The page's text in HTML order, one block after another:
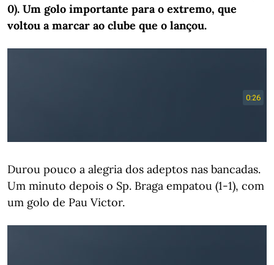
0). Um golo importante para o extremo, que
voltou a marcar ao clube que o lançou.
Durou pouco a alegria dos adeptos nas bancadas.
Um minuto depois o Sp. Braga empatou (1-1), com
um golo de Pau Victor.